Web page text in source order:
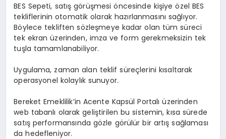
BES Sepeti, satış görüşmesi öncesinde kişiye özel BES
tekliflerinin otomatik olarak hazırlanmasını sağlıyor.
Böylece tekliften sözleşmeye kadar olan tüm süreci
tek ekran üzerinden, imza ve form gerekmeksizin tek
tuşla tamamlanabiliyor.
Uygulama, zaman alan teklif süreçlerini kısaltarak
operasyonel kolaylık sunuyor.
Bereket Emeklilik’in Acente Kapsül Portalı üzerinden
web tabanlı olarak geliştirilen bu sistemin, kısa sürede
satış performansında gözle görülür bir artış sağlaması
da hedefleniyor.